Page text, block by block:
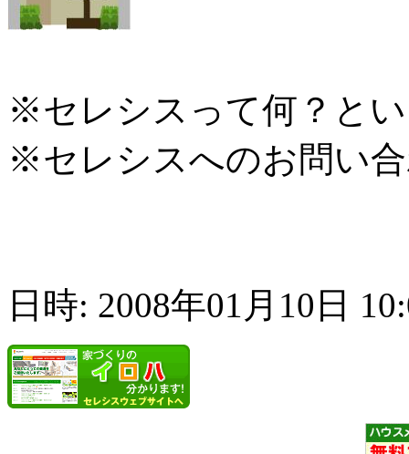
※セレシスって何？と
※セレシスへのお問い
日時: 2008年01月10日